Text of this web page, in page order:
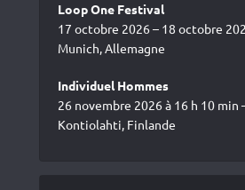
Loop One Festival
17 octobre 2026 – 18 octobre
Munich, Allemagne
Individuel Hommes
26 novembre 2026 à 16 h 10 min
Kontiolahti, Finlande